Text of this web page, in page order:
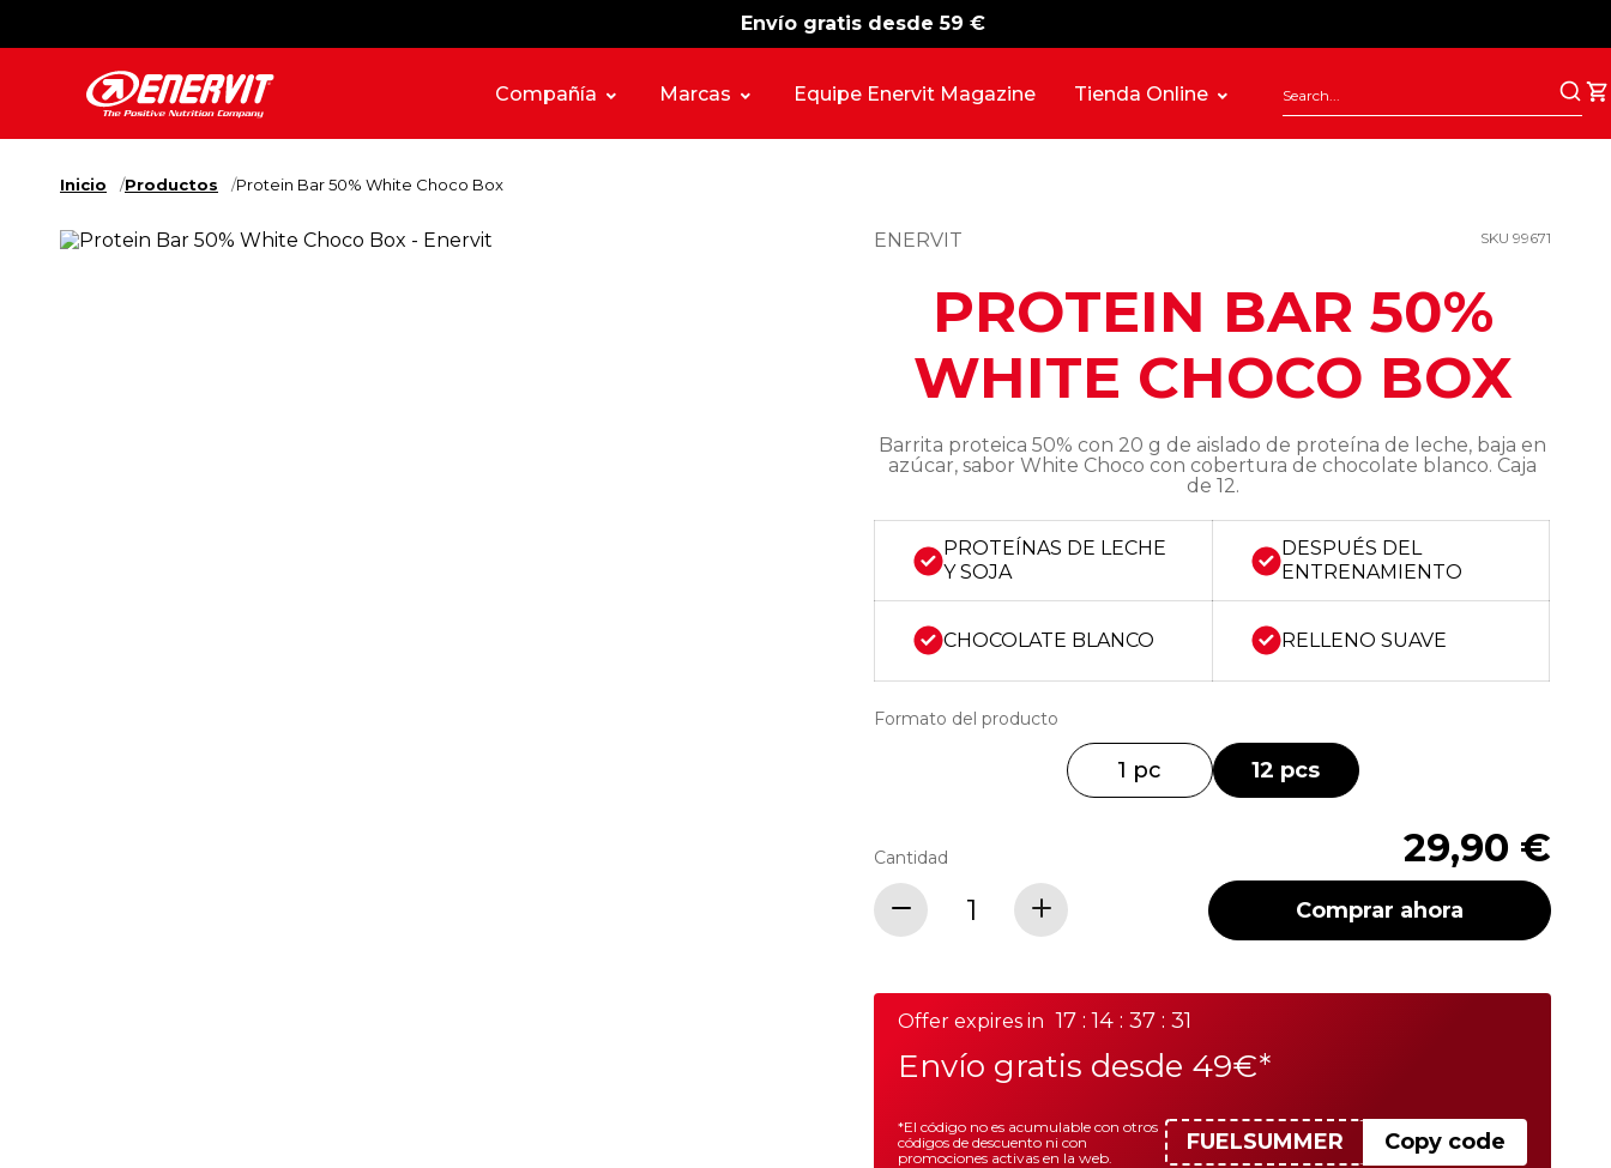
Envío gratis desde 59 €
-15% free shipping
Compañía Marcas Equipe Enervit Magazine Tienda Online
Inicio Productos Protein Bar 50% White Choco Box
ENERVIT SKU 99671
PROTEIN BAR 50%
WHITE CHOCO BOX
Barrita proteica 50% con 20 g de aislado de proteína de leche, baja en
azúcar, sabor White Choco con cobertura de chocolate blanco. Caja
de 12.
PROTEÍNAS DE LECHE
Y SOJA
DESPUÉS DEL
ENTRENAMIENTO
CHOCOLATE BLANCO RELLENO SUAVE
Formato del producto
1 pc 12 pcs
29,90 €
Cantidad
Comprar ahora
Offer expires in 17 : 14 : 37 : 31
Envío gratis desde 49€*
FUELSUMMER Copy code
*El código no es acumulable con otros
códigos de descuento ni con
promociones activas en la web.